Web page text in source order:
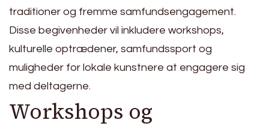
traditioner og fremme samfundsengagement.
Disse begivenheder vil inkludere workshops,
kulturelle optrædener, samfundssport og
muligheder for lokale kunstnere at engagere sig
med deltagerne.
Workshops og